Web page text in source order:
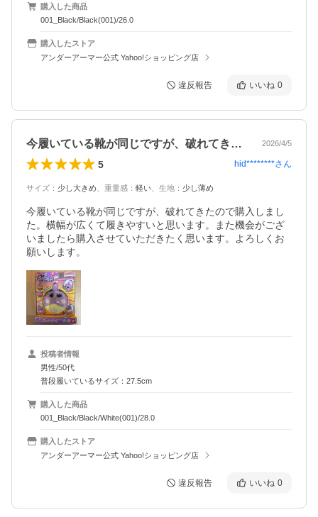
購入した商品
001_Black/Black(001)/26.0
購入したストア
アンダーアーマー公式 Yahoo!ショッピング店
違反報告 いいね 0
今履いている靴が同じですが、破れてきた… 2026/4/5
5 hid********さん
サイズ ： 少し大きめ 重量感 ： 軽い 生地 ： 少し薄め
今履いている靴が同じですが、破れてきたので購入しまし
た。横幅が広くて履きやすいと思います。また機会がござ
いましたら購入させていただきたく思います。よろしくお
願いします。
投稿者情報
男性/50代
普段履いているサイズ：27.5cm
購入した商品
001_Black/Black/White(001)/28.0
購入したストア
アンダーアーマー公式 Yahoo!ショッピング店
違反報告 いいね 0